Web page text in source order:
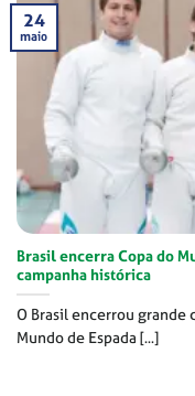
Brasil encerra Copa do
campanha histórica
O Brasil encerrou grande
Mundo de Espada [...]
24
maio